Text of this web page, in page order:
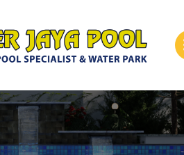
content